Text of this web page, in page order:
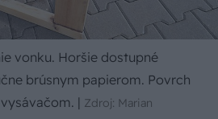
vonku. Horšie dostupné
brúsnym papierom. Povrch
| Zdroj: Marian